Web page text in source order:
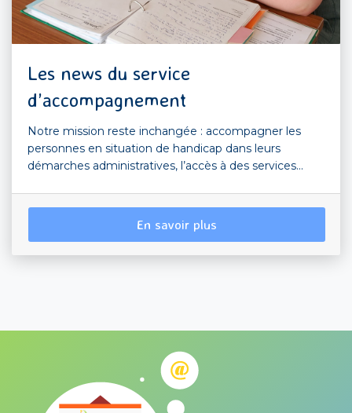
Les news du service
d’accompagnement
Notre mission reste inchangée : accompagner les
personnes en situation de handicap dans leurs
démarches administratives, l’accès à des services...
En savoir plus